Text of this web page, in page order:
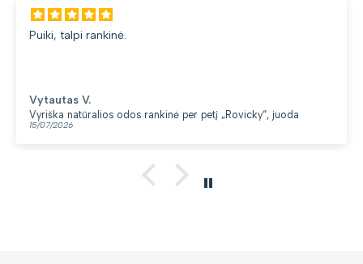
talpi rankinė.
V.
natūralios odos rankinė per petį „Rovicky“, juoda